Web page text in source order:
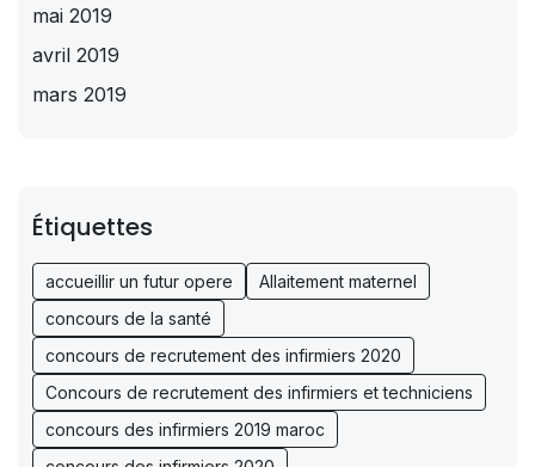
mai 2019
avril 2019
mars 2019
Étiquettes
accueillir un futur opere
Allaitement maternel
concours de la santé
concours de recrutement des infirmiers 2020
Concours de recrutement des infirmiers et techniciens
concours des infirmiers 2019 maroc